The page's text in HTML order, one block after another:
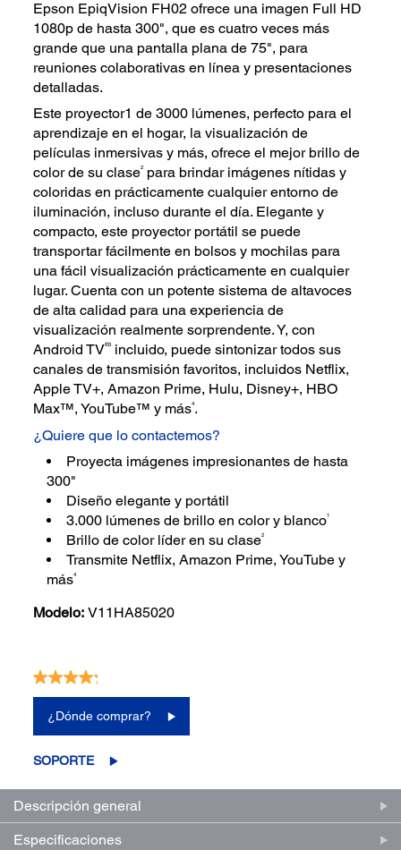
Epson EpiqVision FH02 ofrece una imagen Full HD
1080p de hasta 300", que es cuatro veces más
grande que una pantalla plana de 75", para
reuniones colaborativas en línea y presentaciones
detalladas.
Este proyector1 de 3000 lúmenes, perfecto para el
aprendizaje en el hogar, la visualización de
películas inmersivas y más, ofrece el mejor brillo de
color de su clase2
para brindar imágenes nítidas y
coloridas en prácticamente cualquier entorno de
iluminación, incluso durante el día. Elegante y
compacto, este proyector portátil se puede
transportar fácilmente en bolsos y mochilas para
una fácil visualización prácticamente en cualquier
lugar. Cuenta con un potente sistema de altavoces
de alta calidad para una experiencia de
visualización realmente sorprendente. Y, con
Android TV®3
incluido, puede sintonizar todos sus
canales de transmisión favoritos, incluidos Netflix,
Apple TV+, Amazon Prime, Hulu, Disney+, HBO
Max™, YouTube™ y más4.
¿Quiere que lo contactemos?
Proyecta imágenes impresionantes de hasta
300"
Diseño elegante y portátil
3.000 lúmenes de brillo en color y blanco1
Brillo de color líder en su clase2
Transmite Netflix, Amazon Prime, YouTube y
más4
Modelo: V11HA85020
4
reseñas.
Enlace
en
¿Dónde comprar?
SOPORTE
Descripción general
Especificaciones